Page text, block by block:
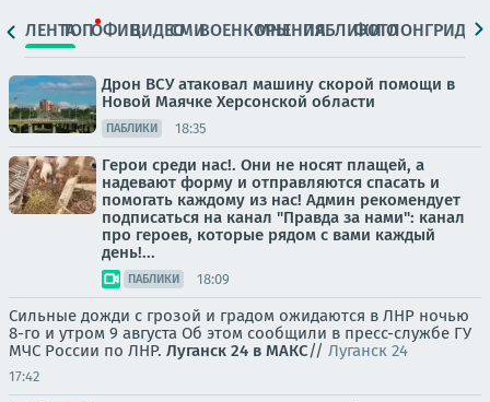
ЛЕНТАТОПОФИЦ.ВИДЕОСМИВОЕНКОРЫМНЕНИЯПАБЛИКИ
ФОТОЛОНГРИДЫ
Дрон ВСУ атаковал машину скорой помощи в
Новой Маячке Херсонской области
ПАБЛИКИ 18:35
Герои среди нас!. Они не носят плащей, а
надевают форму и отправляются спасать и
помогать каждому из нас! Админ рекомендует
подписаться на канал "Правда за нами": канал
про героев, которые рядом с вами каждый
день!...
ПАБЛИКИ 18:09
Сильные дожди с грозой и градом ожидаются в ЛНР ночью
8-го и утром 9 августа Об этом сообщили в пресс-службе ГУ
МЧС России по ЛНР. Луганск 24 в МАКС// Луганск 24
17:42